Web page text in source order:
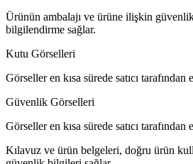
Ürünün ambalajı ve ürüne ilişkin güvenlik
bilgilendirme sağlar.
Kutu Görselleri
Görseller en kısa sürede satıcı tarafından
Güvenlik Görselleri
Görseller en kısa sürede satıcı tarafından
Kılavuz ve ürün belgeleri, doğru ürün